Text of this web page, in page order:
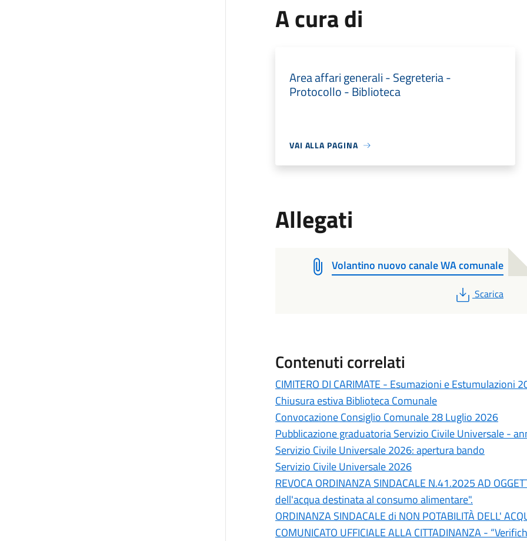
A cura di
Area affari generali - Segreteria -
Protocollo - Biblioteca
VAI ALLA PAGINA
Allegati
Volantino nuovo canale WA comunale
PDF
Scarica
Contenuti correlati
CIMITERO DI CARIMATE - Esumazioni e Estumulazioni
Chiusura estiva Biblioteca Comunale
Convocazione Consiglio Comunale 28 Luglio 2026
Pubblicazione graduatoria Servizio Civile Universale -
Servizio Civile Universale 2026: apertura bando
Servizio Civile Universale 2026
REVOCA ORDINANZA SINDACALE N.41.2025 AD
dell'acqua destinata al consumo alimentare".
ORDINANZA SINDACALE di NON POTABILITÀ DELL'
COMUNICATO UFFICIALE ALLA CITTADINANZA -